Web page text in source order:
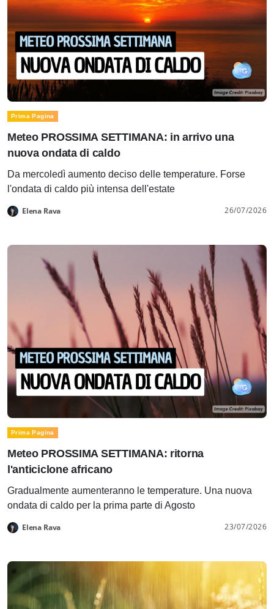
Prima Pagina
Meteo PROSSIMA SETTIMANA: in arrivo una
nuova ondata di caldo
Da mercoledì aumento deciso delle temperature. Forse
l'ondata di caldo più intensa dell'estate
Elena Rava 26/07/2026
Prima Pagina
Meteo PROSSIMA SETTIMANA: ritorna
l'anticiclone africano
Gradualmente aumenteranno le temperature. Una nuova
ondata di caldo per la prima parte di Agosto
Elena Rava 23/07/2026